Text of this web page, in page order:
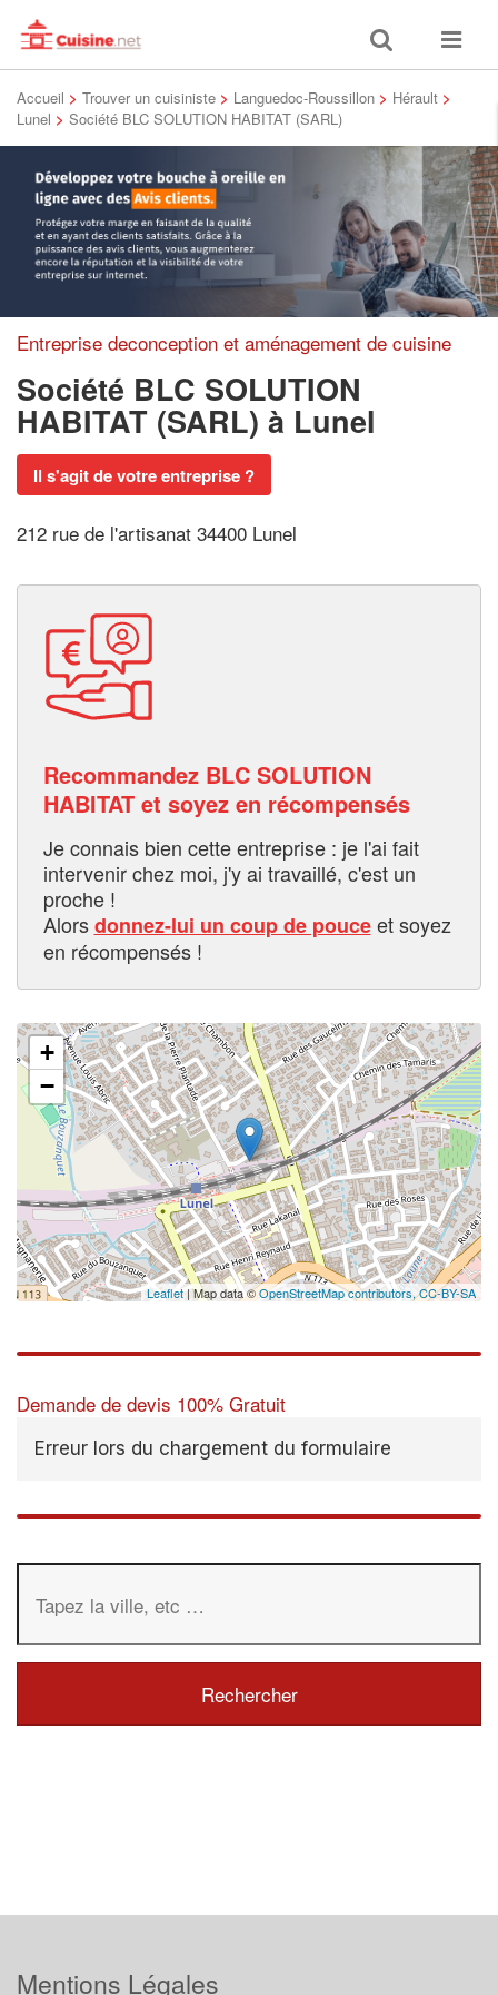
Toggle
search
Toggle
Accueil > Trouver un cuisiniste > Languedoc-Roussillon > Hérault >
Lunel > Société BLC SOLUTION HABITAT (SARL)
Entreprise deconception et aménagement de cuisine
Société BLC SOLUTION
HABITAT (SARL) à Lunel
Il s'agit de votre entreprise ?
212 rue de l'artisanat 34400 Lunel
Recommandez BLC SOLUTION
HABITAT et soyez en récompensés
Je connais bien cette entreprise : je l'ai fait
intervenir chez moi, j'y ai travaillé, c'est un
proche !
Alorsdonnez-lui un coup de pouceet soyez
en récompensés !
+
−
Leaflet| Map data ©OpenStreetMap contributors,CC-BY-SA
Demande de devis 100% Gratuit
Erreur lors du chargement du formulaire
✕
Mentions Légales